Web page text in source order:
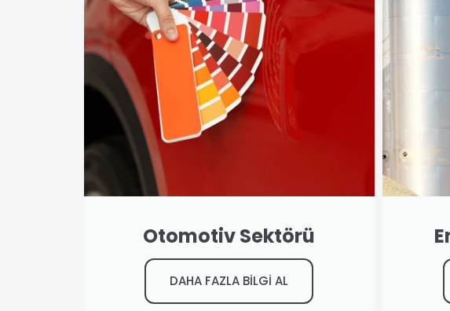
Otomotiv Sektörü
DAHA FAZLA BİLGİ AL